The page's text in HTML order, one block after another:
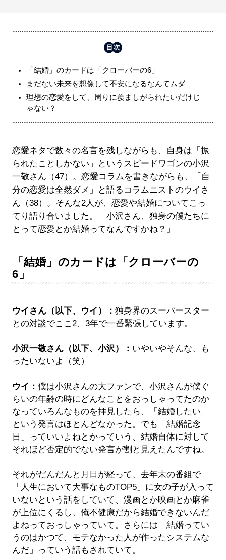
「結婚」のカードは「クローバーの6」
まだない未来を想像して不安になるなんてムダ
理想の恋愛をして、周りに羨ましがられたいだけじ
ゃない？
恋愛ネタで数々の名言を残しながらも、自身は「振
られたことしかない」というスピードワゴンの小沢
一敬さん（47）。恋愛コラムを書きながらも、「自
分の恋愛は全然ダメ」と語るコラムニストのウイさ
ん（38）。そんな2人が、恋愛や結婚についてこっ
てり語り合いました。「小沢さん、独身の僕たちに
とって恋愛とか結婚ってなんですかね？」
「結婚」のカードは「クローバーの
6」
ウイさん（以下、ウイ）： 独身界のスーパースター
との対談でここ2、3年で一番緊張しています。
小沢一敬さん（以下、小沢）： いやいやそんな、も
ったいないよ（笑）
ウイ： 僕は小沢さんの大ファンで、小沢さんが僕ぐ
らいの年齢の時にどんなことをおっしゃってたのか
なっていろんなものを拝見したら、「結婚したい」
という発言はほとんどなかった。でも「結婚記念
日」っていいよねとかっていう、結婚自体に対して
それほど否定的でない発言が割と見えたんですね。
それがだんだんと月日が経って、去年末の番組で
「人生において大事なものTOP5」に女の子が入って
いないという話をしていて、漫画とか映画とか麻雀
が上位にくるし、俺不健康だから結婚できないんだ
よねっておっしゃっていて。さらには「結婚ってい
うのはかつて、モテなかった人が作ったシステムな
んだ」っていう話もされていて。